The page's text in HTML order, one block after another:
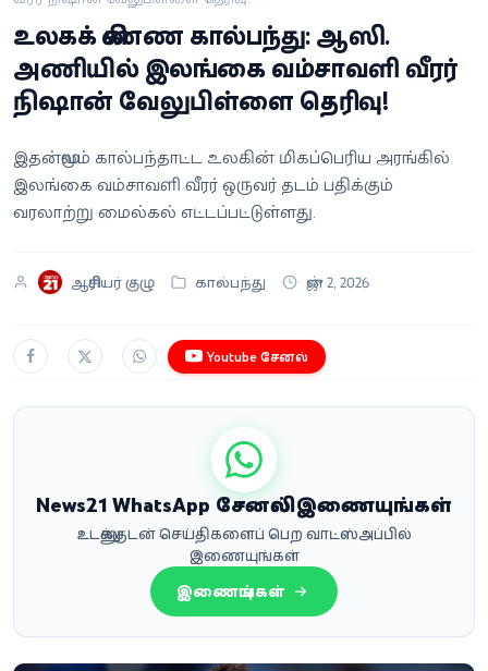
வீடியோ
வணிகம்
வெப்ஸ்டோரி
உலகக் கிண்ண கால்பந்து: ஆஸி.
அணியில் இலங்கை வம்சாவளி வீரர்
நிஷான் வேலுபிள்ளை தெரிவு!
இதன்மூலம் கால்பந்தாட்ட உலகின் மிகப்பெரிய அரங்கில்
இலங்கை வம்சாவளி வீரர் ஒருவர் தடம் பதிக்கும்
வரலாற்று மைல்கல் எட்டப்பட்டுள்ளது.
ஆசிரியர் குழு கால்பந்து ஜுன் 2, 2026
Youtube சேனல்
News21 WhatsApp சேனலில் இணையுங்கள்
உடனுக்குடன் செய்திகளைப் பெற வாட்ஸ்அப்பில்
இணையுங்கள்
இணையுங்கள்